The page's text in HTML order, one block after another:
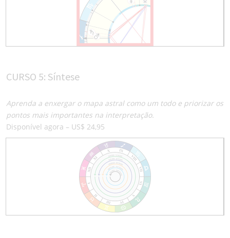
CURSO 5: Síntese
Aprenda a enxergar o mapa astral como um todo e priorizar os
pontos mais importantes na interpretação.
Disponível agora – US$ 24,95